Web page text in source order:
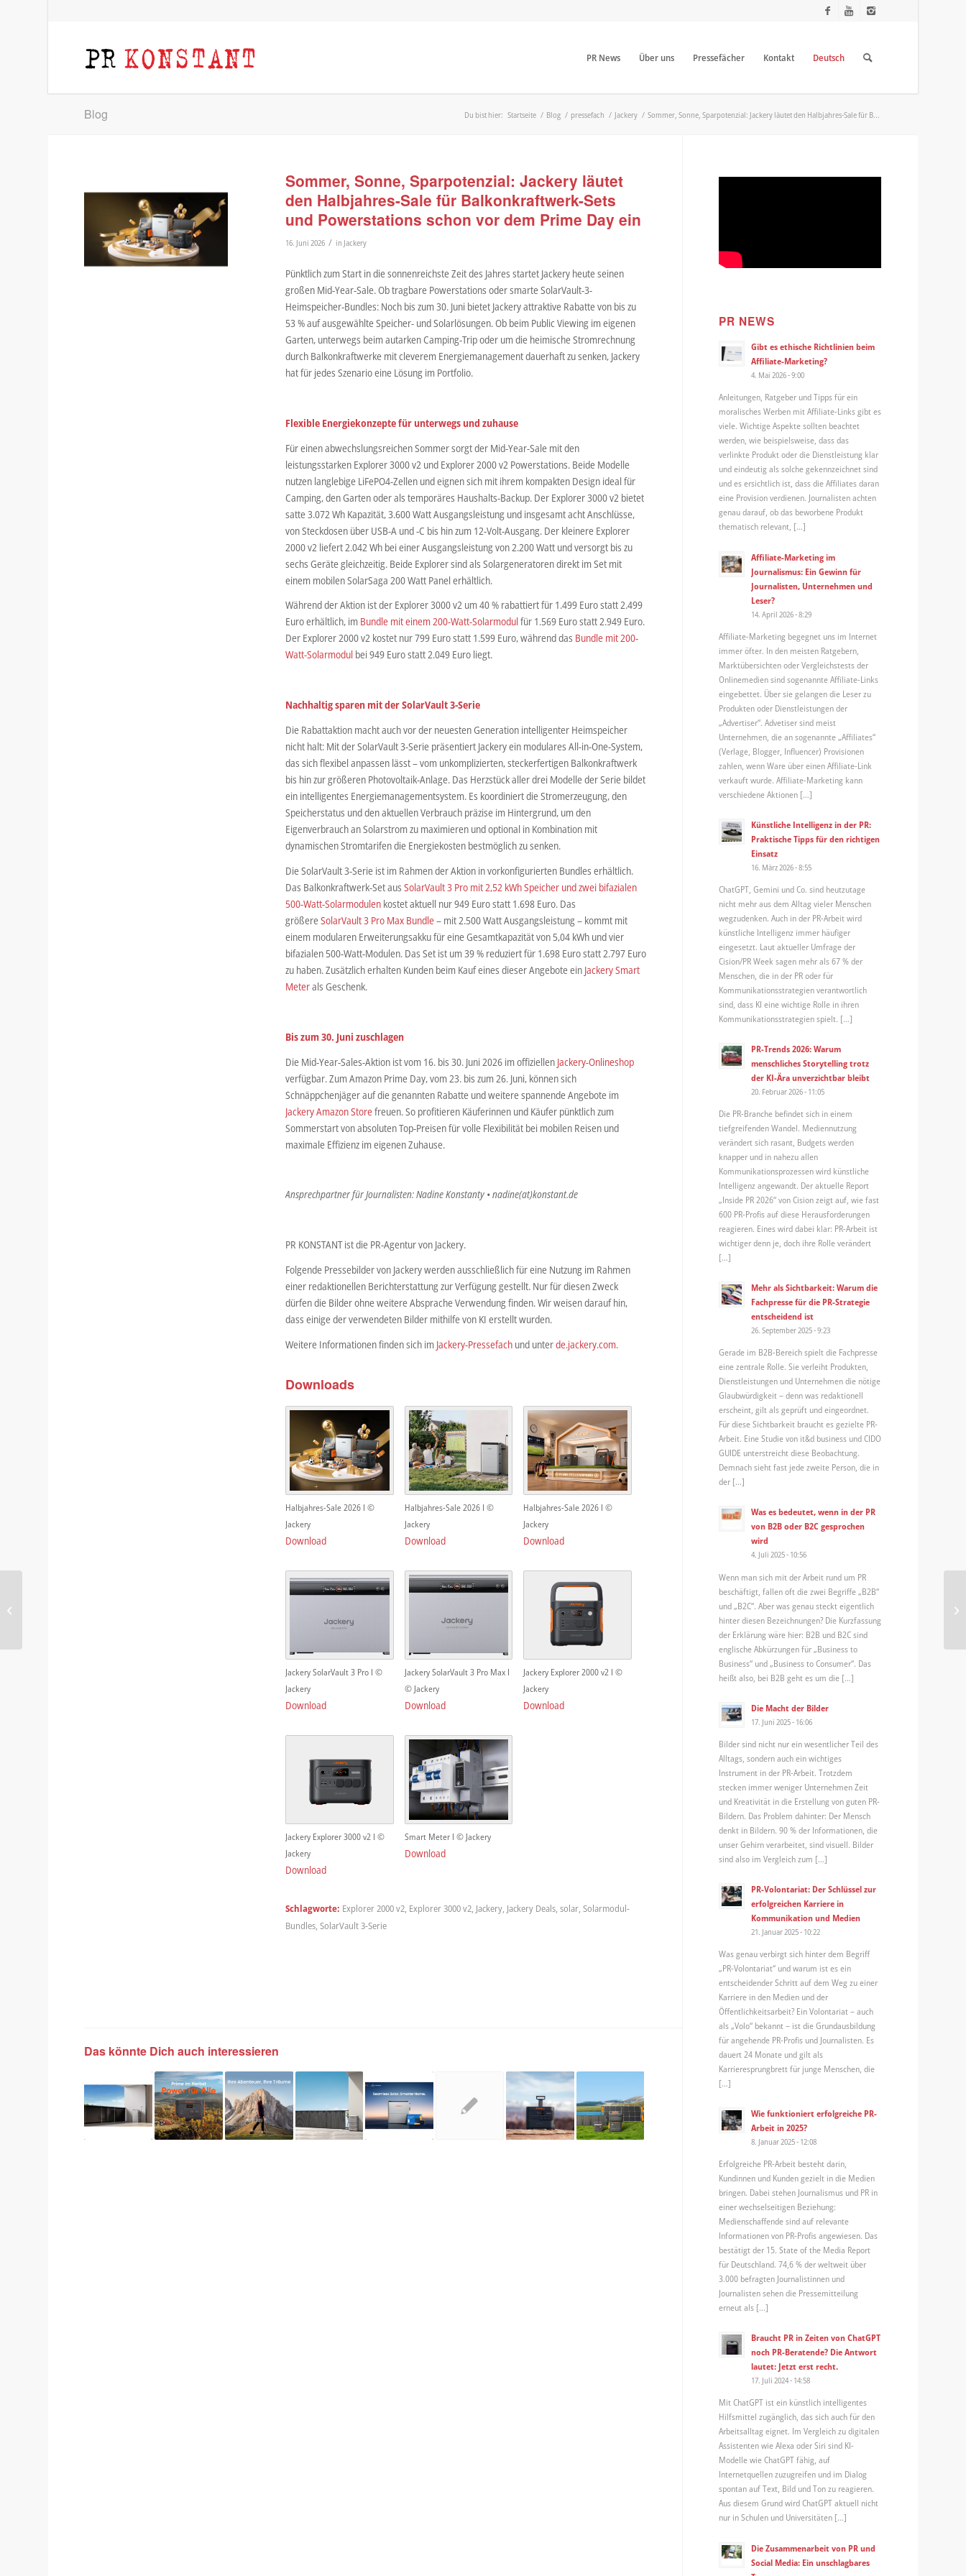
PR News Über uns Pressefächer Kontakt Deutsch
Blog Du bist hier: Startseite / Blog / pressefach / Jackery / Sommer, Sonne, Sparpotenzial: Jackery läutet den Halbjahres-Sale für B...
Sommer, Sonne, Sparpotenzial: Jackery läutet
den Halbjahres-Sale für Balkonkraftwerk-Sets
und Powerstations schon vor dem Prime Day ein
16. Juni 2026 / in Jackery
Pünktlich zum Start in die sonnenreichste Zeit des Jahres startet Jackery heute seinen
großen Mid-Year-Sale. Ob tragbare Powerstations oder smarte SolarVault-3-
Heimspeicher-Bundles: Noch bis zum 30. Juni bietet Jackery attraktive Rabatte von bis zu
53 % auf ausgewählte Speicher- und Solarlösungen. Ob beim Public Viewing im eigenen
Garten, unterwegs beim autarken Camping-Trip oder um die heimische Stromrechnung
durch Balkonkraftwerke mit cleverem Energiemanagement dauerhaft zu senken, Jackery
hat für jedes Szenario eine Lösung im Portfolio.
Flexible Energiekonzepte für unterwegs und zuhause
Für einen abwechslungsreichen Sommer sorgt der Mid-Year-Sale mit den
leistungsstarken Explorer 3000 v2 und Explorer 2000 v2 Powerstations. Beide Modelle
nutzen langlebige LiFePO4-Zellen und eignen sich mit ihrem kompakten Design ideal für
Camping, den Garten oder als temporäres Haushalts-Backup. Der Explorer 3000 v2 bietet
satte 3.072 Wh Kapazität, 3.600 Watt Ausgangsleistung und insgesamt acht Anschlüsse,
von Steckdosen über USB-A und -C bis hin zum 12-Volt-Ausgang. Der kleinere Explorer
2000 v2 liefert 2.042 Wh bei einer Ausgangsleistung von 2.200 Watt und versorgt bis zu
sechs Geräte gleichzeitig. Beide Explorer sind als Solargeneratoren direkt im Set mit
einem mobilen SolarSaga 200 Watt Panel erhältlich.
Während der Aktion ist der Explorer 3000 v2 um 40 % rabattiert für 1.499 Euro statt 2.499
Euro erhältlich, im Bundle mit einem 200-Watt-Solarmodulfür 1.569 Euro statt 2.949 Euro.
Der Explorer 2000 v2 kostet nur 799 Euro statt 1.599 Euro, während das Bundle mit 200-
Watt-Solarmodulbei 949 Euro statt 2.049 Euro liegt.
Nachhaltig sparen mit der SolarVault 3-Serie
Die Rabattaktion macht auch vor der neuesten Generation intelligenter Heimspeicher
nicht halt: Mit der SolarVault 3-Serie präsentiert Jackery ein modulares All-in-One-System,
das sich flexibel anpassen lässt – vom unkomplizierten, steckerfertigen Balkonkraftwerk
bis hin zur größeren Photovoltaik-Anlage. Das Herzstück aller drei Modelle der Serie bildet
ein intelligentes Energiemanagementsystem. Es koordiniert die Stromerzeugung, den
Speicherstatus und den aktuellen Verbrauch präzise im Hintergrund, um den
Eigenverbrauch an Solarstrom zu maximieren und optional in Kombination mit
dynamischen Stromtarifen die Energiekosten bestmöglich zu senken.
Die SolarVault 3-Serie ist im Rahmen der Aktion in vorkonfigurierten Bundles erhältlich.
Das Balkonkraftwerk-Set aus SolarVault 3 Pro mit 2,52 kWh Speicher und zwei bifazialen
500-Watt-Solarmodulenkostet aktuell nur 949 Euro statt 1.698 Euro. Das
größereSolarVault 3 Pro Max Bundle– mit 2.500 Watt Ausgangsleistung – kommt mit
einem modularen Erweiterungsakku für eine Gesamtkapazität von 5,04 kWh und vier
bifazialen 500-Watt-Modulen. Das Set ist um 39 % reduziert für 1.698 Euro statt 2.797 Euro
zu haben. Zusätzlich erhalten Kunden beim Kauf eines dieser Angebote ein Jackery Smart
Meterals Geschenk.
Bis zum 30. Juni zuschlagen
Die Mid-Year-Sales-Aktion ist vom 16. bis 30. Juni 2026 im offiziellen Jackery-Onlineshop
verfügbar. Zum Amazon Prime Day, vom 23. bis zum 26. Juni, können sich
Schnäppchenjäger auf die genannten Rabatte und weitere spannende Angebote im
Jackery Amazon Storefreuen. So profitieren Käuferinnen und Käufer pünktlich zum
Sommerstart von absoluten Top-Preisen für volle Flexibilität bei mobilen Reisen und
maximale Effizienz im eigenen Zuhause.
Ansprechpartner für Journalisten: Nadine Konstanty • nadine(at)konstant.de
PR KONSTANT ist die PR-Agentur von Jackery.
Folgende Pressebilder von Jackery werden ausschließlich für eine Nutzung im Rahmen
einer redaktionellen Berichterstattung zur Verfügung gestellt. Nur für diesen Zweck
dürfen die Bilder ohne weitere Absprache Verwendung finden. Wir weisen darauf hin,
dass einige der verwendeten Bilder mithilfe von KI erstellt wurden.
Weitere Informationen finden sich im Jackery-Pressefachund unterde.jackery.com.
Downloads
Halbjahres-Sale 2026 I ©
Jackery
Download
Halbjahres-Sale 2026 I ©
Jackery
Download
Halbjahres-Sale 2026 I ©
Jackery
Download
Jackery SolarVault 3 Pro I ©
Jackery
Download
Jackery SolarVault 3 Pro Max I
© Jackery
Download
Jackery Explorer 2000 v2 I ©
Jackery
Download
Jackery Explorer 3000 v2 I ©
Jackery
Download
Smart Meter I © Jackery
Download
Schlagworte: Explorer 2000 v2, Explorer 3000 v2, Jackery, Jackery Deals, solar, Solarmodul-
Bundles, SolarVault 3-Serie
Das könnte Dich auch interessieren
PR NEWS
Gibt es ethische Richtlinien beim
Affiliate-Marketing?
4. Mai 2026 - 9:00
Anleitungen, Ratgeber und Tipps für ein
moralisches Werben mit Affiliate-Links gibt es
viele. Wichtige Aspekte sollten beachtet
werden, wie beispielsweise, dass das
verlinkte Produkt oder die Dienstleistung klar
und eindeutig als solche gekennzeichnet sind
und es ersichtlich ist, dass die Affiliates daran
eine Provision verdienen. Journalisten achten
genau darauf, ob das beworbene Produkt
thematisch relevant, […]
Affiliate-Marketing im
Journalismus: Ein Gewinn für
Journalisten, Unternehmen und
Leser?
14. April 2026 - 8:29
Affiliate-Marketing begegnet uns im Internet
immer öfter. In den meisten Ratgebern,
Marktübersichten oder Vergleichstests der
Onlinemedien sind sogenannte Affiliate-Links
eingebettet. Über sie gelangen die Leser zu
Produkten oder Dienstleistungen der
„Advertiser“. Advetiser sind meist
Unternehmen, die an sogenannte „Affiliates“
(Verlage, Blogger, Influencer) Provisionen
zahlen, wenn Ware über einen Affiliate-Link
verkauft wurde. Affiliate-Marketing kann
verschiedene Aktionen […]
Künstliche Intelligenz in der PR:
Praktische Tipps für den richtigen
Einsatz
16. März 2026 - 8:55
ChatGPT, Gemini und Co. sind heutzutage
nicht mehr aus dem Alltag vieler Menschen
wegzudenken. Auch in der PR-Arbeit wird
künstliche Intelligenz immer häufiger
eingesetzt. Laut aktueller Umfrage der
Cision/PR Week sagen mehr als 67 % der
Menschen, die in der PR oder für
Kommunikationsstrategien verantwortlich
sind, dass KI eine wichtige Rolle in ihren
Kommunikationsstrategien spielt. […]
PR-Trends 2026: Warum
menschliches Storytelling trotz
der KI-Ära unverzichtbar bleibt
20. Februar 2026 - 11:05
Die PR-Branche befindet sich in einem
tiefgreifenden Wandel. Mediennutzung
verändert sich rasant, Budgets werden
knapper und in nahezu allen
Kommunikationsprozessen wird künstliche
Intelligenz angewandt. Der aktuelle Report
„Inside PR 2026“ von Cision zeigt auf, wie fast
600 PR-Profis auf diese Herausforderungen
reagieren. Eines wird dabei klar: PR-Arbeit ist
wichtiger denn je, doch ihre Rolle verändert
[…]
Mehr als Sichtbarkeit: Warum die
Fachpresse für die PR-Strategie
entscheidend ist
26. September 2025 - 9:23
Gerade im B2B-Bereich spielt die Fachpresse
eine zentrale Rolle. Sie verleiht Produkten,
Dienstleistungen und Unternehmen die nötige
Glaubwürdigkeit – denn was redaktionell
erscheint, gilt als geprüft und eingeordnet.
Für diese Sichtbarkeit braucht es gezielte PR-
Arbeit. Eine Studie von it&d business und CIDO
GUIDE unterstreicht diese Beobachtung.
Demnach sieht fast jede zweite Person, die in
der […]
Was es bedeutet, wenn in der PR
von B2B oder B2C gesprochen
wird
4. Juli 2025 - 10:56
Wenn man sich mit der Arbeit rund um PR
beschäftigt, fallen oft die zwei Begriffe „B2B“
und „B2C“. Aber was genau steckt eigentlich
hinter diesen Bezeichnungen? Die Kurzfassung
der Erklärung wäre hier: B2B und B2C sind
englische Abkürzungen für „Business to
Business“ und „Business to Consumer“. Das
heißt also, bei B2B geht es um die […]
Die Macht der Bilder
17. Juni 2025 - 16:06
Bilder sind nicht nur ein wesentlicher Teil des
Alltags, sondern auch ein wichtiges
Instrument in der PR-Arbeit. Trotzdem
stecken immer weniger Unternehmen Zeit
und Kreativität in die Erstellung von guten PR-
Bildern. Das Problem dahinter: Der Mensch
denkt in Bildern. 90 % der Informationen, die
unser Gehirn verarbeitet, sind visuell. Bilder
sind also im Vergleich zum […]
PR-Volontariat: Der Schlüssel zur
erfolgreichen Karriere in
Kommunikation und Medien
21. Januar 2025 - 10:22
Was genau verbirgt sich hinter dem Begriff
„PR-Volontariat“ und warum ist es ein
entscheidender Schritt auf dem Weg zu einer
Karriere in den Medien und der
Öffentlichkeitsarbeit? Ein Volontariat – auch
als „Volo“ bekannt – ist die Grundausbildung
für angehende PR-Profis und Journalisten. Es
dauert 24 Monate und gilt als
Karrieresprungbrett für junge Menschen, die
[…]
Wie funktioniert erfolgreiche PR-
Arbeit in 2025?
8. Januar 2025 - 12:08
Erfolgreiche PR-Arbeit besteht darin,
Kundinnen und Kunden gezielt in die Medien
bringen. Dabei stehen Journalismus und PR in
einer wechselseitigen Beziehung:
Medienschaffende sind auf relevante
Informationen von PR-Profis angewiesen. Das
bestätigt der 15. State of the Media Report
für Deutschland. 74,6 % der weltweit über
3.000 befragten Journalistinnen und
Journalisten sehen die Pressemitteilung
erneut als […]
Braucht PR in Zeiten von ChatGPT
noch PR-Beratende? Die Antwort
lautet: Jetzt erst recht.
17. Juli 2024 - 14:58
Mit ChatGPT ist ein künstlich intelligentes
Hilfsmittel zugänglich, das sich auch für den
Arbeitsalltag eignet. Im Vergleich zu digitalen
Assistenten wie Alexa oder Siri sind KI-
Modelle wie ChatGPT fähig, auf
Internetquellen zuzugreifen und im Dialog
spontan auf Text, Bild und Ton zu reagieren.
Aus diesem Grund wird ChatGPT aktuell nicht
nur in Schulen und Universitäten […]
Die Zusammenarbeit von PR und
Social Media: Ein unschlagbares